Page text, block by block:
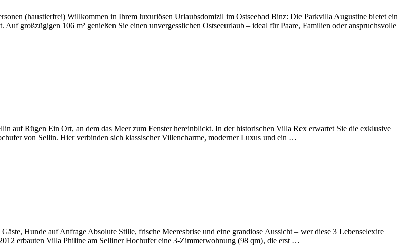
(haustierfrei) Willkommen in Ihrem luxuriösen Urlaubsdomizil im Ostseebad Binz: Die Parkvilla Augustine bietet ein
großzügigen 106 m² genießen Sie einen unvergesslichen Ostseeurlaub – ideal für Paare, Familien oder anspruchsvolle
auf Rügen Ein Ort, an dem das Meer zum Fenster hereinblickt. In der historischen Villa Rex erwartet Sie die exklusive
von Sellin. Hier verbinden sich klassischer Villencharme, moderner Luxus und ein …
Hunde auf Anfrage Absolute Stille, frische Meeresbrise und eine grandiose Aussicht – wer diese 3 Lebenselexire
erbauten Villa Philine am Selliner Hochufer eine 3-Zimmerwohnung (98 qm), die erst …